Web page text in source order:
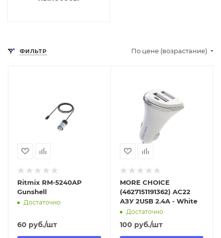
ФИЛЬТР По цене (возрастание)
В наличии в пункте
самовывоза
Ritmix RM-5240AP
Gunshell
Достаточно
60 руб./шт
В наличии в пункте
самовывоза
MORE CHOICE
(4627151191362) AC22
АЗУ 2USB 2.4A - White
Достаточно
100 руб./шт